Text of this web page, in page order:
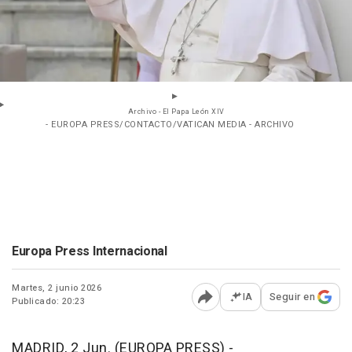
Archivo - El Papa León XIV
- EUROPA PRESS/CONTACTO/VATICAN MEDIA - ARCHIVO
Europa Press Internacional
Martes, 2 junio 2026
Publicado: 20:23
Abrir opciones para
IA Seguir en